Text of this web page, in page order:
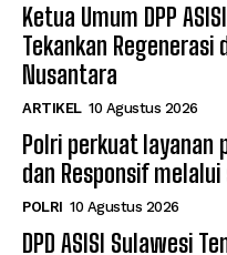
Ketua Umum DPP
Tekankan Regenerasi
Nusantara
ARTIKEL 10 Agustus 2026
Polri perkuat layanan
dan Responsif
POLRI 10 Agustus 2026
DPD ASISI Sulawesi